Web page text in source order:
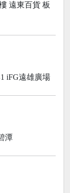
遠東百貨 板
iFG遠雄廣場
潭